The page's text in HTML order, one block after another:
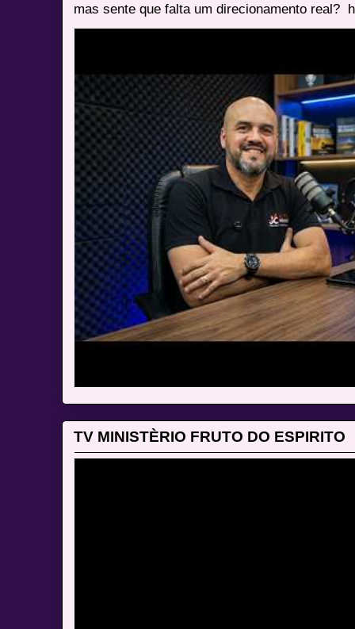
mas sente que falta um direcionamento real?
TV MINISTÈRIO FRUTO DO ESPIRITO